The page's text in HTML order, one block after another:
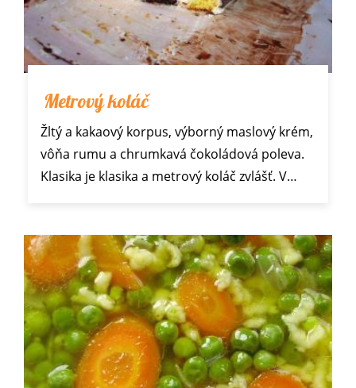
Metrový koláč
Žltý a kakaový korpus, výborný maslový krém,
vôňa rumu a chrumkavá čokoládová poleva.
Klasika je klasika a metrový koláč zvlášť. V…